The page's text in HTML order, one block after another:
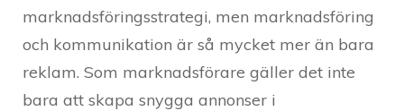
marknadsföringsstrategi, men marknadsföring
och kommunikation är så mycket mer än bara
reklam. Som marknadsförare gäller det inte
bara att skapa snygga annonser i